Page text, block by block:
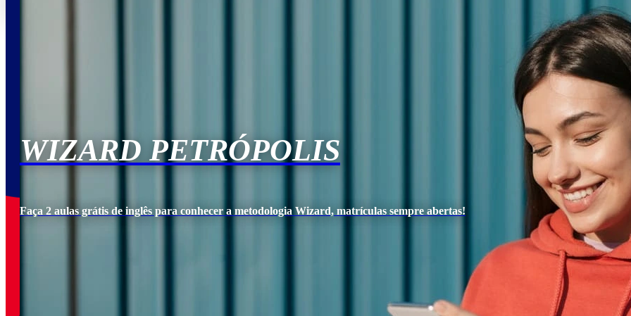
Equipe
WIZARD PETRÓPOLIS
Faça 2 aulas grátis de inglês para conhecer a metodologia Wizard, matrículas sempre abertas!